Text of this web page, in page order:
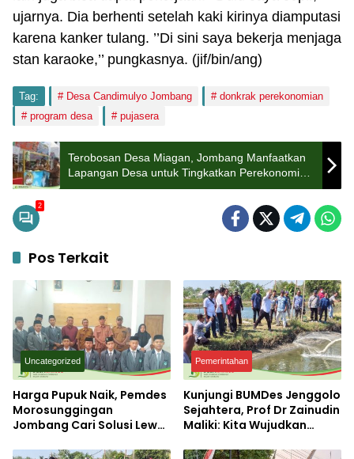
ujarnya. Dia berhenti setelah kaki kirinya diamputasi
karena kanker tulang. ’’Di sini saya bekerja menjaga
stan karaoke,’’ pungkasnya. (jif/bin/ang)
Tag: Desa Candimulyo Jombang
donkrak perekonomian
program desa
pujasera
Terobosan Desa Miagan, Jombang Manfaatkan
Lapangan Desa untuk Tingkatkan Perekonomian
Masyarakat
2
Pos Terkait
Uncategorized
Harga Pupuk Naik, Pemdes
Morosunggingan
Jombang Cari Solusi Lewat
Pemerintahan
Kunjungi BUMDes Jenggolo
Sejahtera, Prof Dr Zainudin
Maliki: Kita Wujudkan
dengan Potensi Desa